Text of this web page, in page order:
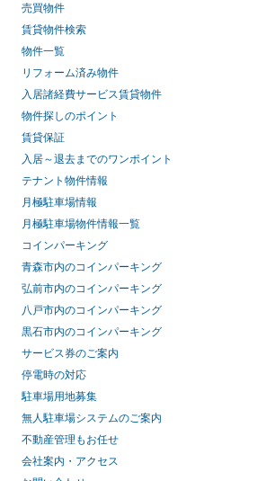
売買物件
賃貸物件検索
物件一覧
リフォーム済み物件
入居諸経費サービス賃貸物件
物件探しのポイント
賃貸保証
入居～退去までのワンポイント
テナント物件情報
月極駐車場情報
月極駐車場物件情報一覧
コインパーキング
青森市内のコインパーキング
弘前市内のコインパーキング
八戸市内のコインパーキング
黒石市内のコインパーキング
サービス券のご案内
停電時の対応
駐車場用地募集
無人駐車場システムのご案内
不動産管理もお任せ
会社案内・アクセス